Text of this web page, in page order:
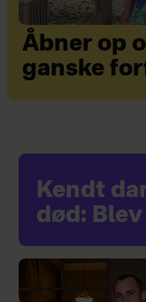
Åbner op
ganske
Kendt
død: